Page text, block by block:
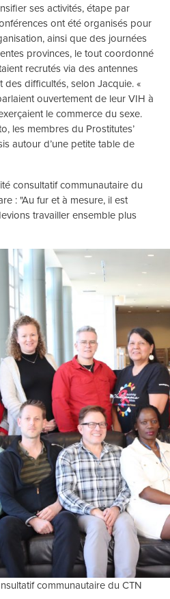
ses activités, étape par
ont été organisés pour
ainsi que des journées
provinces, le tout coordonné
recrutés via des antennes
difficultés, selon Jacquie. «
ouvertement de leur VIH à
le commerce du sexe.
les membres du Prostitutes’
autour d’une petite table de
consultatif communautaire du
: "Au fur et à mesure, il est
travailler ensemble plus
communautaire du CTN